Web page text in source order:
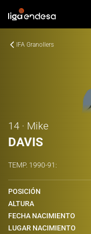
IFA Granollers
14 · Mike
DAVIS
TEMP. 1990-91 :
POSICIÓN
ALTURA
FECHA NACIMIENTO
LUGAR NACIMIENTO